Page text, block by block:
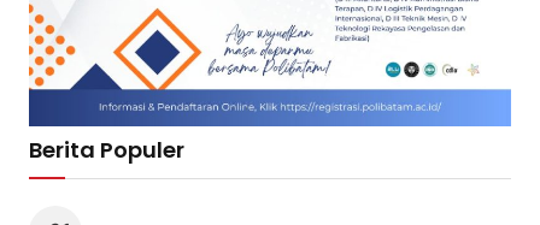
Berita Populer